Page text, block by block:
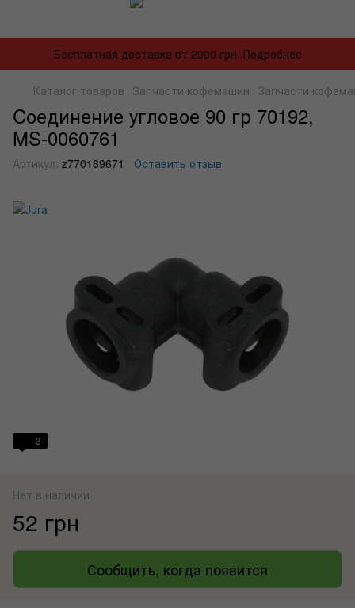
Бесплатная доставка от 2000 грн. Подробнее
Каталог товаров Запчасти кофемашин Запчасти
Cоединение угловое 90 гр 70192,
MS-0060761
Артикул: z770189671 Оставить отзыв
3
Нет в наличии
52 грн
Сообщить, когда появится